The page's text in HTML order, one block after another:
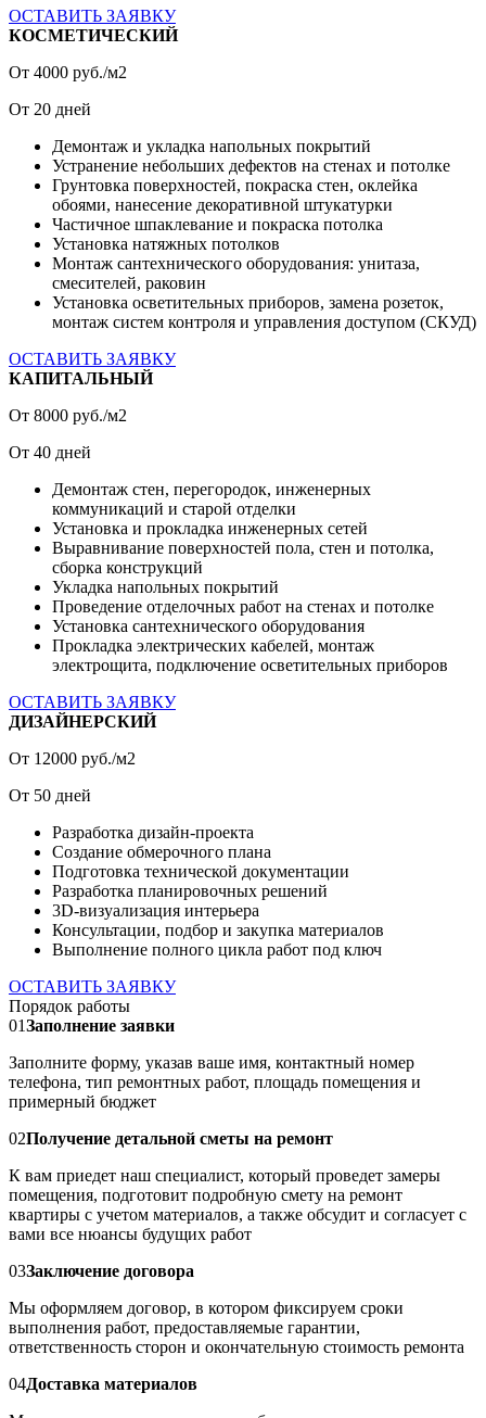
ОСТАВИТЬ ЗАЯВКУ
КОСМЕТИЧЕСКИЙ
От 4000 руб./м2
От 20 дней
Демонтаж и укладка напольных покрытий
Устранение небольших дефектов на стенах и потолке
Грунтовка поверхностей, покраска стен, оклейка
обоями, нанесение декоративной штукатурки
Частичное шпаклевание и покраска потолка
Установка натяжных потолков
Монтаж сантехнического оборудования: унитаза,
смесителей, раковин
Установка осветительных приборов, замена розеток,
монтаж систем контроля и управления доступом (СКУД)
ОСТАВИТЬ ЗАЯВКУ
КАПИТАЛЬНЫЙ
От 8000 руб./м2
От 40 дней
Демонтаж стен, перегородок, инженерных
коммуникаций и старой отделки
Установка и прокладка инженерных сетей
Выравнивание поверхностей пола, стен и потолка,
сборка конструкций
Укладка напольных покрытий
Проведение отделочных работ на стенах и потолке
Установка сантехнического оборудования
Прокладка электрических кабелей, монтаж
электрощита, подключение осветительных приборов
ОСТАВИТЬ ЗАЯВКУ
ДИЗАЙНЕРСКИЙ
От 12000 руб./м2
От 50 дней
Разработка дизайн-проекта
Создание обмерочного плана
Подготовка технической документации
Разработка планировочных решений
3D-визуализация интерьера
Консультации, подбор и закупка материалов
Выполнение полного цикла работ под ключ
ОСТАВИТЬ ЗАЯВКУ
Порядок работы
01Заполнение заявки
Заполните форму, указав ваше имя, контактный номер
телефона, тип ремонтных работ, площадь помещения и
примерный бюджет
02Получение детальной сметы на ремонт
К вам приедет наш специалист, который проведет замеры
помещения, подготовит подробную смету на ремонт
квартиры с учетом материалов, а также обсудит и согласует с
вами все нюансы будущих работ
03Заключение договора
Мы оформляем договор, в котором фиксируем сроки
выполнения работ, предоставляемые гарантии,
ответственность сторон и окончательную стоимость ремонта
04Доставка материалов